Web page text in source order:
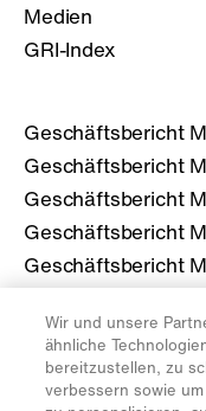
Medien
GRI-Index
Geschäftsbericht
Geschäftsbericht
Geschäftsbericht
Geschäftsbericht
Geschäftsbericht
Mehr über die
migros.ch
Wir und unsere
ähnliche
bereitzustellen, zu
verbessern sowie